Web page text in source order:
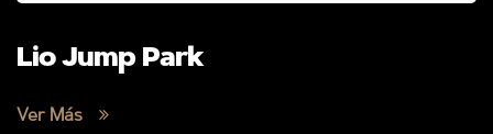
Lio Jump Park
Ver Más